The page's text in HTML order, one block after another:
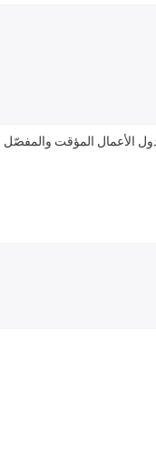
الأعمال المؤقت والمفصّل